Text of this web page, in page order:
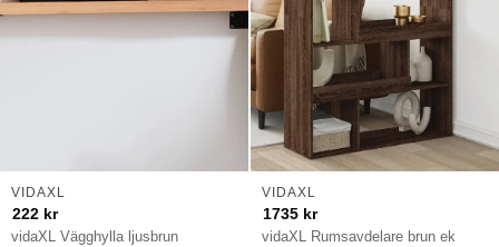
vidaXL Vägghylla ljusbrun
VIDAXL
222 kr
vidaXL Rumsavdelare brun ek
VIDAXL
1735 kr